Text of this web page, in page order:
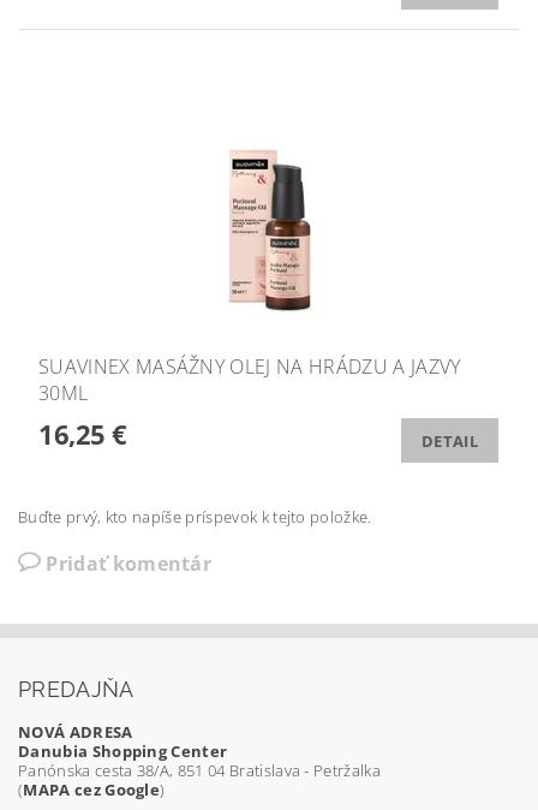
SUAVINEX MASÁŽNY OLEJ NA HRÁDZU A JAZVY
30ML
16,25 € DETAIL
Buďte prvý, kto napíše príspevok k tejto položke.
Pridať komentár
PREDAJŇA
NOVÁ ADRESA
Danubia Shopping Center
Panónska cesta 38/A, 851 04 Bratislava - Petržalka
(MAPA cez Google)